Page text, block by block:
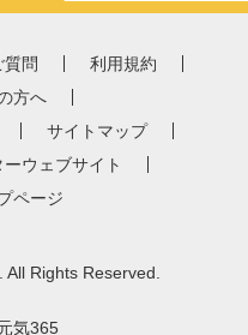
質問
利用規約
方へ
サイトマップ
ウェブサイト
ページ
All Rights Reserved.
気365